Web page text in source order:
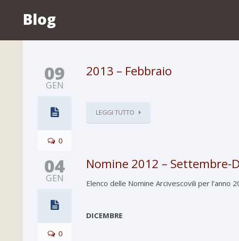
Blog
09
GEN
0
2013 – Febbraio
LEGGI TUTTO
04
GEN
0
Nomine 2012 – Settembre-
Elenco delle Nomine Arcivescovili per l’anno
DICEMBRE